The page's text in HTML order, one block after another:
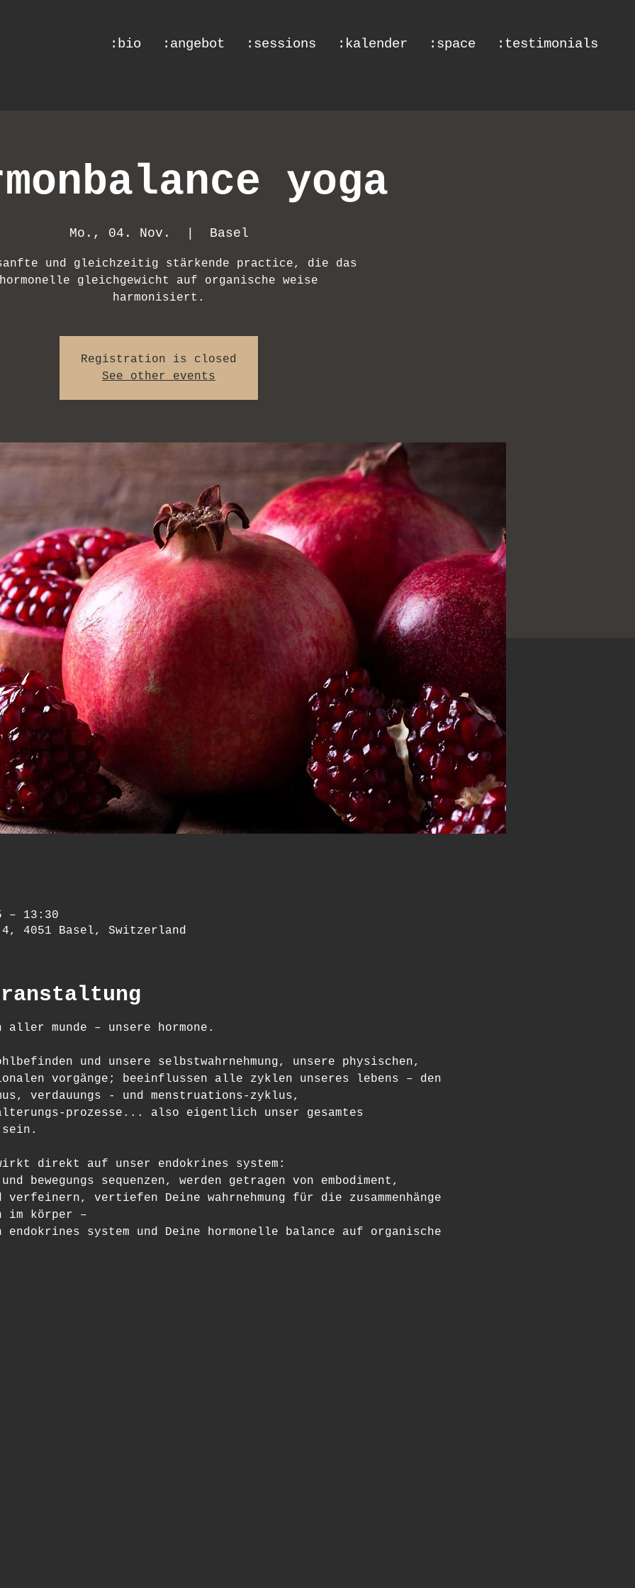
:bio :angebot :sessions :kalender :space :testimonials
yoga
Mo., 04. Nov. Basel
und gleichzeitig stärkende practice, die das
hormonelle gleichgewicht auf organische weise
harmonisiert.
Registration is closed
See other events
– 13:30
4051 Basel, Switzerland
munde – unsere hormone.
und unsere selbstwahrnehmung, unsere physischen,
vorgänge; beeinflussen alle zyklen unseres lebens – den
verdauungs - und menstruations-zyklus,
prozesse... also eigentlich unser gesamtes
sein.
wirkt direkt auf unser endokrines system:
bewegungs sequenzen, werden getragen von embodiment,
vertiefen Deine wahrnehmung für die zusammenhänge
im körper –
system und Deine hormonelle balance auf organische